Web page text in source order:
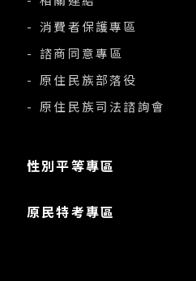
- 消費者保護專區
- 諮商同意專區
- 原住民族部落役
- 原住民族司法諮詢會
性別平等專區
原民特考專區